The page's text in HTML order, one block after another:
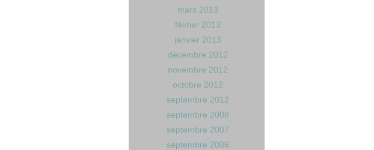
mars 2013
février 2013
janvier 2013
décembre 2012
novembre 2012
octobre 2012
septembre 2012
septembre 2008
septembre 2007
septembre 2006